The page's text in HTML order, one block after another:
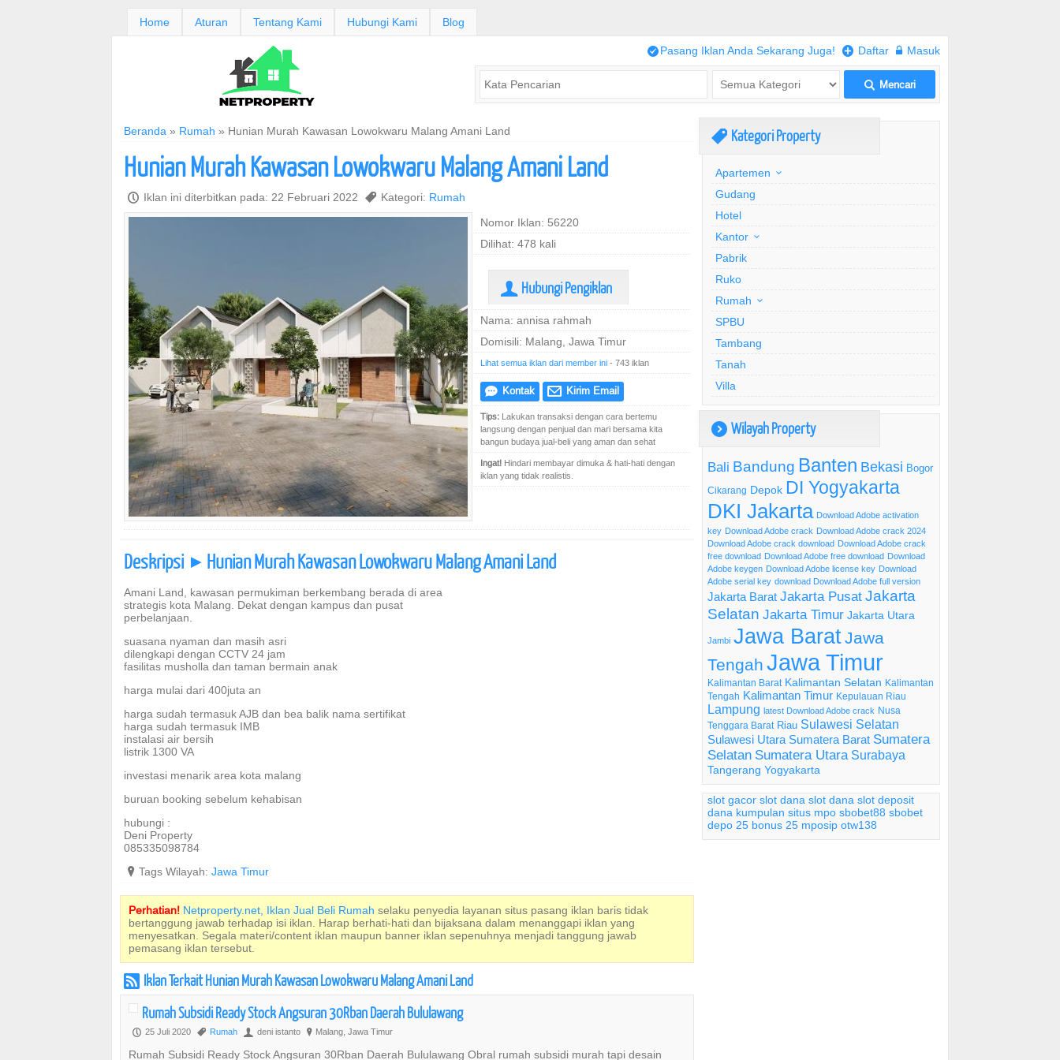
Home Aturan Tentang Kami Hubungi Kami Blog
/Pasang Iklan Anda Sekarang Juga! + Daftar w Masuk
L Mencari
Beranda » Rumah » Hunian Murah Kawasan Lowokwaru Malang Amani Land
Hunian Murah Kawasan Lowokwaru Malang Amani Land
P Iklan ini diterbitkan pada: 22 Februari 2022 , Kategori: Rumah
Nomor Iklan: 56220
Dilihat: 478 kali
U Hubungi Pengiklan
Nama: annisa rahmah
Domisili: Malang, Jawa Timur
Lihat semua iklan dari member ini - 743 iklan
e Kontak @ Kirim Email
Tips: Lakukan transaksi dengan cara bertemu
langsung dengan penjual dan mari bersama kita
bangun budaya jual-beli yang aman dan sehat
Ingat! Hindari membayar dimuka & hati-hati dengan
iklan yang tidak realistis.
Deskripsi ] Hunian Murah Kawasan Lowokwaru Malang Amani Land
Amani Land, kawasan permukiman berkembang berada di area
strategis kota Malang. Dekat dengan kampus dan pusat
perbelanjaan.
suasana nyaman dan masih asri
dilengkapi dengan CCTV 24 jam
fasilitas musholla dan taman bermain anak
harga mulai dari 400juta an
harga sudah termasuk AJB dan bea balik nama sertifikat
harga sudah termasuk IMB
instalasi air bersih
listrik 1300 VA
investasi menarik area kota malang
buruan booking sebelum kehabisan
hubungi :
Deni Property
085335098784
? Tags Wilayah: Jawa Timur
Perhatian! Netproperty.net, Iklan Jual Beli Rumah selaku penyedia layanan situs pasang iklan baris tidak
bertanggung jawab terhadap isi iklan. Harap berhati-hati dan bijaksana dalam menanggapi iklan yang
menyesatkan. Segala materi/content iklan maupun banner iklan sepenuhnya menjadi tanggung jawab
pemasang iklan tersebut.
r Iklan Terkait Hunian Murah Kawasan Lowokwaru Malang Amani Land
Rumah Subsidi Ready Stock Angsuran 30Rban Daerah Bululawang
P 25 Juli 2020 , Rumah U deni istanto ? Malang, Jawa Timur
Rumah Subsidi Ready Stock Angsuran 30Rban Daerah Bululawang Obral rumah subsidi murah tapi desain
, Kategori Property
Apartemen
Gudang
Hotel
Kantor
Pabrik
Ruko
Rumah
SPBU
Tambang
Tanah
Villa
) Wilayah Property
Bali Bandung Banten Bekasi Bogor
Cikarang Depok DI Yogyakarta
DKI Jakarta Download Adobe activation
key Download Adobe crack Download Adobe crack 2024
Download Adobe crack download Download Adobe crack
free download Download Adobe free download Download
Adobe keygen Download Adobe license key Download
Adobe serial key download Download Adobe full version
Jakarta Barat Jakarta Pusat Jakarta
Selatan Jakarta Timur Jakarta Utara
Jambi Jawa BaratJawa
Tengah Jawa Timur
Kalimantan Barat Kalimantan Selatan Kalimantan
Tengah Kalimantan Timur Kepulauan Riau
Lampung latest Download Adobe crack Nusa
Tenggara Barat Riau Sulawesi Selatan
Sulawesi Utara Sumatera Barat Sumatera
Selatan Sumatera Utara Surabaya
Tangerang Yogyakarta
slot gacor slot dana slot dana slot deposit
dana kumpulan situs mpo sbobet88 sbobet
depo 25 bonus 25 mposip otw138